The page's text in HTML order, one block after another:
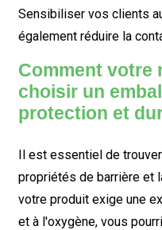
Sensibiliser vos clients
également réduire la
Comment votre
choisir un
protection et
Il est essentiel de
propriétés de barrière et
votre produit exige une
et à l'oxygène, vous